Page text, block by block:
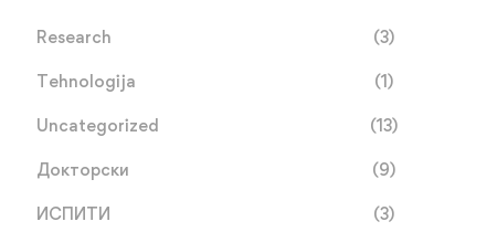
Research (3)
Tehnologija (1)
Uncategorized (13)
Докторски (9)
ИСПИТИ (3)